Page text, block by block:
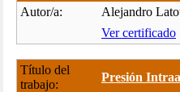
Autor/a:
Alejandro
Ver certificado
Título del
trabajo:
Presión